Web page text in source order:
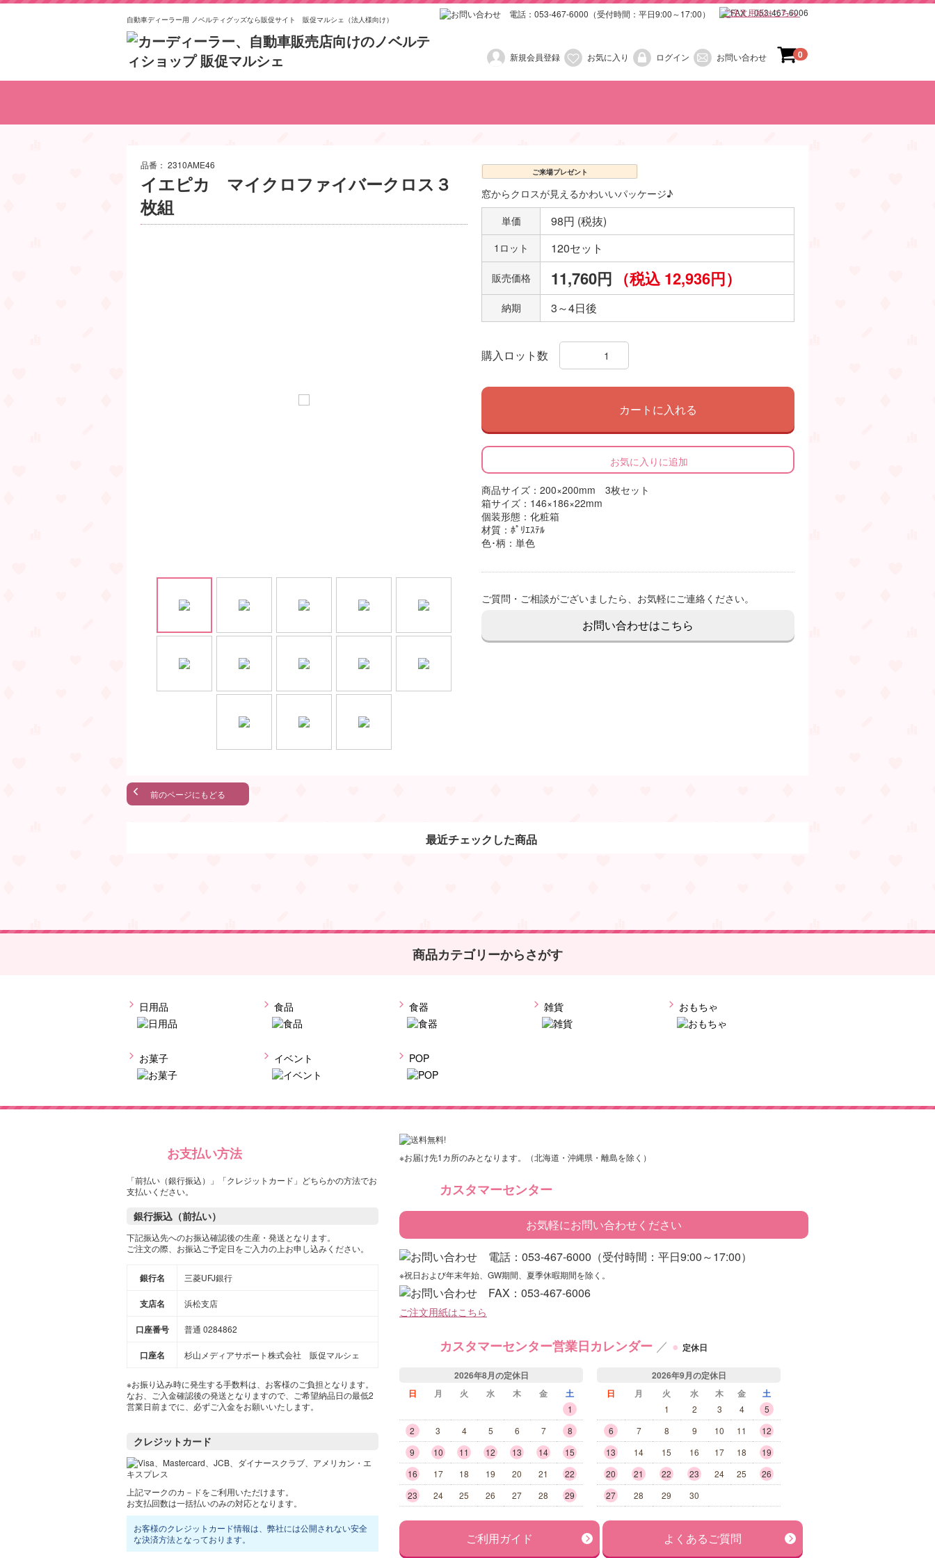
自動車ディーラー用 ノベルティグッズなら販促サイト 販促マルシェ（法人様向け）
0
ご注文用紙はこちら
新規会員登録 お気に入り ログイン お問い合わせ
品番： 2310AME46
イエピカ マイクロファイバークロス３
枚組
ご来場プレゼント
窓からクロスが見えるかわいいパッケージ♪
単価
98円 (税抜)
1ロット 120セット
販売価格 11,760円 （税込 12,936円）
納期 3～4日後
購入ロット数
カートに入れる
お気に入りに追加
商品サイズ：200×200mm 3枚セット
箱サイズ：146×186×22mm
個装形態：化粧箱
材質：ﾎﾟﾘｴｽﾃﾙ
色･柄：単色
ご質問・ご相談がございましたら、お気軽にご連絡ください。
お問い合わせはこちら
前のページにもどる
最近チェックした商品
商品カテゴリーからさがす
日用品 食品 食器 雑貨 おもちゃ
お菓子 イベント POP
お支払い方法
「前払い（銀行振込）」「クレジットカード」どちらかの方法でお
支払いください。
銀行振込（前払い）
下記振込先へのお振込確認後の生産・発送となります。
ご注文の際、お振込ご予定日をご入力の上お申し込みください。
銀行名 三菱UFJ銀行
支店名 浜松支店
口座番号 普通 0284862
口座名 杉山メディアサポート株式会社 販促マルシェ
※お振り込み時に発生する手数料は、お客様のご負担となります。
なお、ご入金確認後の発送となりますので、ご希望納品日の最低2
営業日前までに、必ずご入金をお願いいたします。
クレジットカード
上記マークのカ－ドをご利用いただけます。
お支払回数は一括払いのみの対応となります。
お客様のクレジットカード情報は、弊社には公開されない安全
な決済方法となっております。
※お届け先1カ所のみとなります。（北海道・沖縄県・離島を除く）
カスタマーセンター
お気軽にお問い合わせください
※祝日および年末年始、GW期間、夏季休暇期間を除く。
ご注文用紙はこちら
カスタマーセンター営業日カレンダー ／ ● 定休日
2026年8月の定休日
日
月 火 水 木 金 土
1
2
3 4 5 6 7
8
9
10 11 12 13 14
15
16
17 18 19 20 21
22
23
24 25 26 27 28 29
2026年9月の定休日
日
月 火 水 木 金 土
1 2 3 4
5
6
7 8 9 10 11
12
13
14 15 16 17 18
19
20
21 22 23 24 25
26
27
28 29 30
ご利用ガイド よくあるご質問